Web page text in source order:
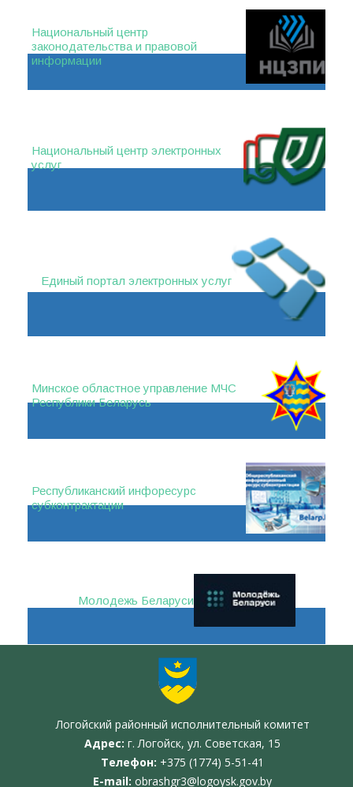
Национальный центр
законодательства и правовой
информации
Национальный центр электронных
услуг
Единый портал электронных услуг
Минское областное управление МЧС
Республики Беларусь
Республиканский инфоресурс
субконтрактации
Молодежь Беларуси
Логойский районный исполнительный комитет
Адрес: г. Логойск, ул. Советская, 15
Телефон: +375 (1774) 5-51-41
E-mail: obrashgr3@logoysk.gov.by